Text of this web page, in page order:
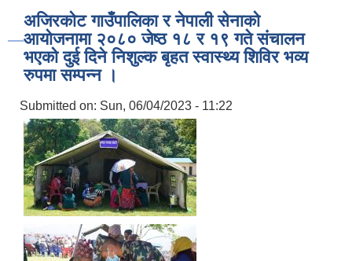
अजिरकोट गाउँपालिका र नेपाली सेनाको
आयोजनामा २०८० जेष्ठ १८ र १९ गते संचालन
भएको दुई दिने निशुल्क बृहत स्वास्थ्य शिविर भव्य
रुपमा सम्पन्न ।
Submitted on: Sun, 06/04/2023 - 11:22